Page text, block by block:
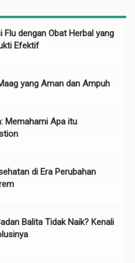
Flu dengan Obat Herbal yang
Efektif
yang Aman dan Ampuh
Memahami Apa itu
di Era Perubahan
Balita Tidak Naik? Kenali